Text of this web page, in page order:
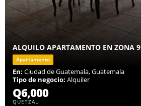
ALQUILO APARTAMENTO EN ZONA 9
Apartamento
En: Ciudad de Guatemala, Guatemala
Tipo de negocio: Alquiler
Q6,000
QUETZAL